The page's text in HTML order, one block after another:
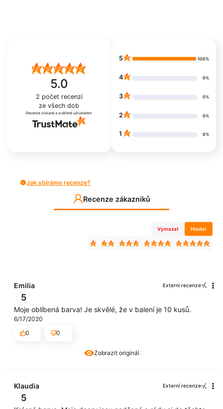
5.0
2 počet recenzí
ze všech dob
Recenze získané a ověřené uživatelem
5 100%
4 0%
3 0%
2 0%
1 0%
Jak sbíráme recenze?
Recenze zákazníků
Vymazat Hledat
Zobrazit originál
Emilia Externí recenze
5
Moje oblíbená barva! Je skvělé, že v balení je 10 kusů.
6/17/2020
0
0
Klaudia Externí recenze
5